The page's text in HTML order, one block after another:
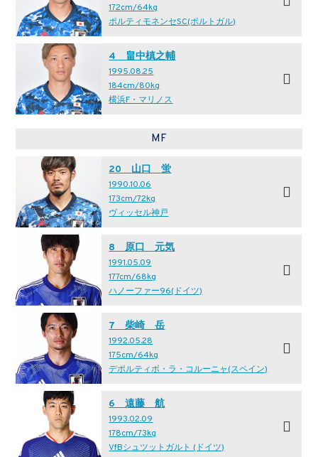
172cm/64kg
ポルティモネンセSC(ポルトガル)
4 畠中槙之輔
1995.08.25
184cm/80kg
横浜F・マリノス
MF
20 山口 蛍
1990.10.06
173cm/72kg
ヴィッセル神戸
8 原口 元気
1991.05.09
177cm/68kg
ハノーファー96(ドイツ)
7 柴崎 岳
1992.05.28
175cm/64kg
デポルティボ・ラ・コルーニャ(スペイン)
6 遠藤 航
1993.02.09
178cm/73kg
VfBシュツットガルト (ドイツ)